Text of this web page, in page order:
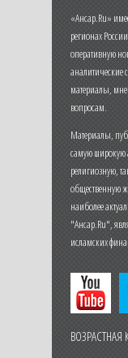
«Ансар.Ru»
регионах
оперативную
аналитические
материалы,
вопросам.
Материалы,
самую широкую
религиозную,
общественную
наиболее
"Ансар.Ru",
исламских
ВОЗРАСТНАЯ